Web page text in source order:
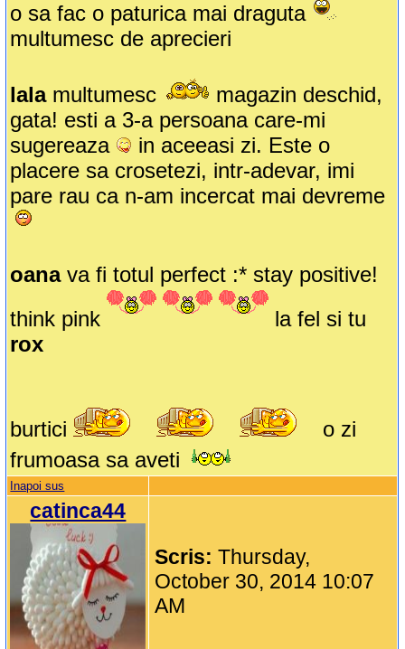
o sa fac o paturica mai draguta
multumesc de aprecieri
lalamultumesc
magazin deschid,
gata! esti a 3-a persoana care-mi
sugereaza
in aceeasi zi. Este o
placere sa crosetezi, intr-adevar, imi
pare rau ca n-am incercat mai devreme
oanava fi totul perfect :* stay positive!
think pink
la fel si tu
rox
burtici
o zi
frumoasa sa aveti
Inapoi sus
catinca44
Scris:Thursday,
October 30, 2014 10:07
AM